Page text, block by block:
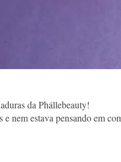
da Phállebeauty!
nem estava pensando em